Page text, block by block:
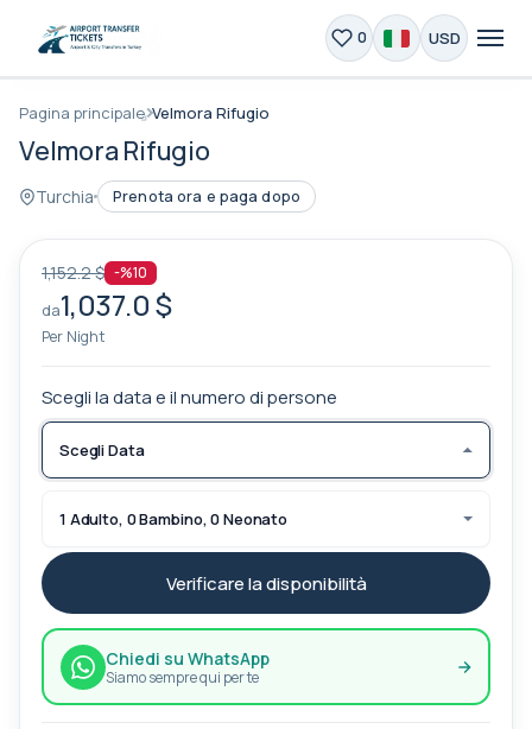
0 USD
Pagina principale Velmora Rifugio
Velmora Rifugio
Turchia Prenota ora e paga dopo
1,152.2 $ -%10
da1,037.0 $
Per Night
Scegli la data e il numero di persone
Scegli Data
1 Adulto, 0 Bambino, 0 Neonato
Verificare la disponibilità
Chiedi su WhatsApp
Siamo sempre qui per te